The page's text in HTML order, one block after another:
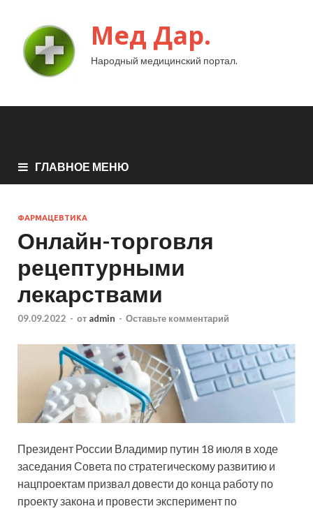
Мед Дар.
Народный медицинский портал.
ГЛАВНОЕ МЕНЮ
ФАРМАЦЕВТИКА
Онлайн-торговля
рецептурными
лекарствами
09.09.2022 - от admin - Оставьте комментарий
Президент России Владимир путин 18 июля в ходе
заседания Совета по стратегическому развитию и
нацпроектам призвал довести до конца работу по
проекту закона и провести эксперимент по